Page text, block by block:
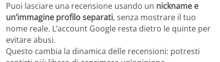
Puoi lasciare una recensione usando un nickname e
un’immagine profilo separati, senza mostrare il tuo
nome reale. L’account Google resta dietro le quinte per
evitare abusi.
Questo cambia la dinamica delle recensioni: potresti